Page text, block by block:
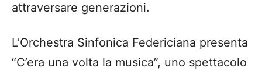
attraversare generazioni.
L’Orchestra Sinfonica Federiciana presenta
“C’era una volta la musica”, uno spettacolo